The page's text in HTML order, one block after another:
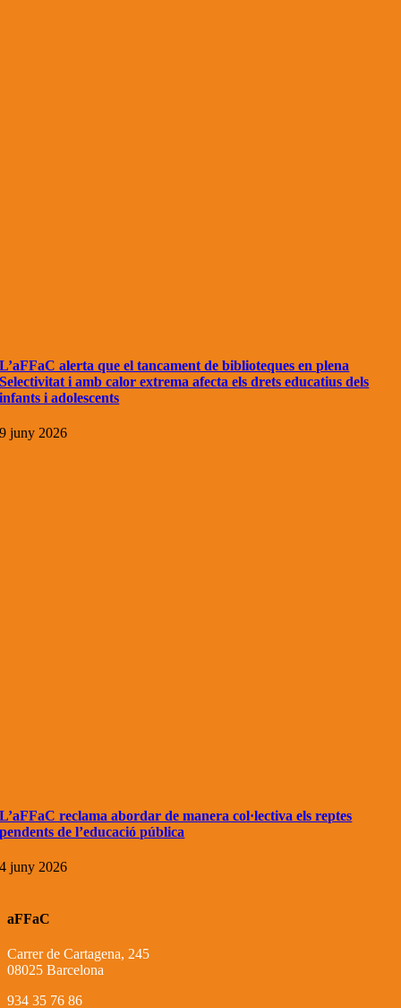
L’aFFaC alerta que el tancament de biblioteques en plena
Selectivitat i amb calor extrema afecta els drets educatius dels
infants i adolescents
9 juny 2026
L’aFFaC reclama abordar de manera col·lectiva els reptes
pendents de l’educació pública
4 juny 2026
aFFaC
Carrer de Cartagena, 245
08025 Barcelona
934 35 76 86